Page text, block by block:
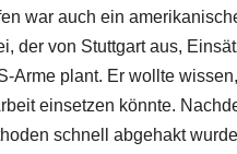
war auch ein
der von Stuttgart aus,
Arme plant. Er wollte
einsetzen könnte.
schnell abgehakt